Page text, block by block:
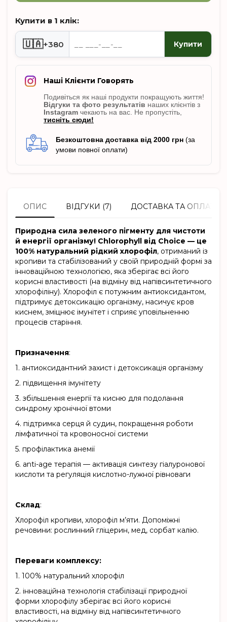
Купити в 1 клік:
🇺🇦+380 Купити
Наші Клієнти Говорять
Подивіться як наші продукти покращують життя!
Відгуки та фото результатів наших клієнтів з
Instagram чекають на вас. Не пропустіть,
тисніть сюди!
Безкоштовна доставка від 2000 грн (за
умови повної оплати)
ОПИС ВІДГУКИ (7) ДОСТАВКА ТА ОПЛАТА
Природна сила зеленого пігменту для чистоти
й енергії організму! Chlorophyll від Choice — це
100% натуральний рідкий хлорофіл, отриманий із
кропиви та стабілізований у своїй природній формі за
інноваційною технологією, яка зберігає всі його
корисні властивості (на відміну від напівсинтетичного
хлорофіліну). Хлорофіл є потужним антиоксидантом,
підтримує детоксикацію організму, насичує кров
киснем, зміцнює імунітет і сприяє уповільненню
процесів старіння.
Призначення:
1. антиоксидантний захист і детоксикація організму
2. підвищення імунітету
3. збільшення енергії та кисню для подолання
синдрому хронічної втоми
4. підтримка серця й судин, покращення роботи
лімфатичної та кровоносної системи
5. профілактика анемії
6. anti-age терапія — активація синтезу гіалуронової
кислоти та регуляція кислотно-лужної рівноваги
Склад:
Хлорофіл кропиви, хлорофіл м’яти. Допоміжні
речовини: рослинний гліцерин, мед, сорбат калію.
Переваги комплексу:
1. 100% натуральний хлорофіл
2. інноваційна технологія стабілізації природної
форми хлорофілу зберігає всі його корисні
властивості, на відміну від напівсинтетичного